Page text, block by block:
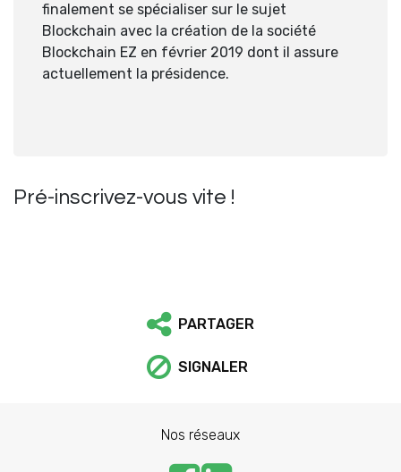
finalement se spécialiser sur le sujet
Blockchain avec la création de la société
Blockchain EZ en février 2019 dont il assure
actuellement la présidence.
Pré-inscrivez-vous vite !
PARTAGER
SIGNALER
Nos réseaux